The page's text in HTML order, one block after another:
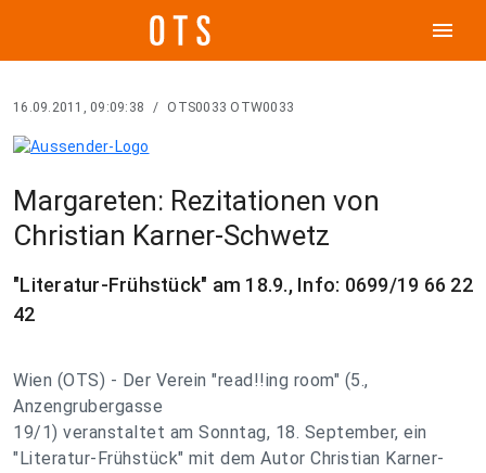
menu
16.09.2011, 09:09:38 / OTS0033 OTW0033
Margareten: Rezitationen von
Christian Karner-Schwetz
"Literatur-Frühstück" am 18.9., Info: 0699/19 66 22
42
Wien (OTS) - Der Verein "read!!ing room" (5.,
Anzengrubergasse
19/1) veranstaltet am Sonntag, 18. September, ein
"Literatur-Frühstück" mit dem Autor Christian Karner-